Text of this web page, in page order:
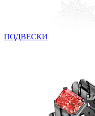
ПОДВЕСКИ